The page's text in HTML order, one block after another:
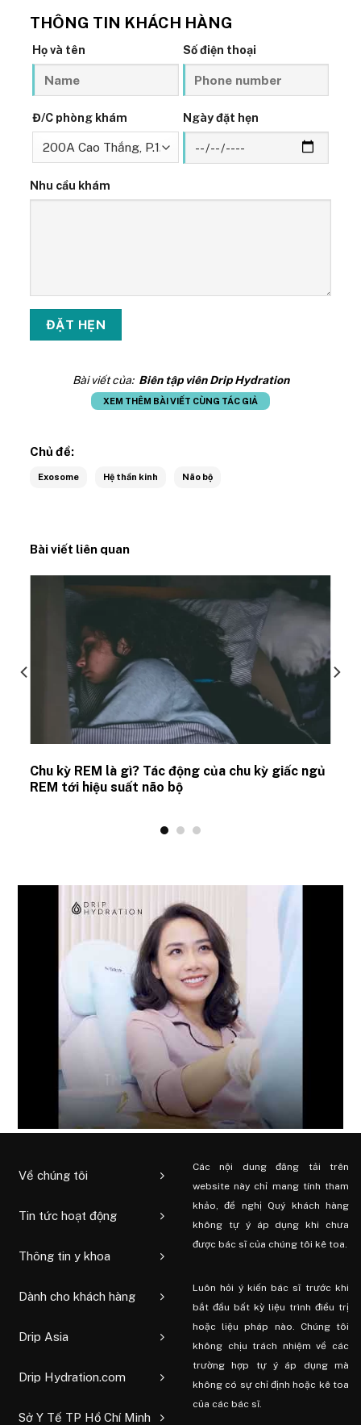
THÔNG TIN KHÁCH HÀNG
Họ và tên Số điện thoại
Đ/C phòng khám Ngày đặt hẹn
Nhu cầu khám
Bài viết của: Biên tập viên Drip Hydration
XEM THÊM BÀI VIẾT CÙNG TÁC GIẢ
Chủ đề:
Exosome Hệ thần kinh Não bộ
Bài viết liên quan
Chu kỳ REM là gì? Tác động của chu kỳ giấc ngủ
REM tới hiệu suất não bộ
Về chúng tôi
Tin tức hoạt động
Thông tin y khoa
Dành cho khách hàng
Drip Asia
Drip Hydration.com
Sở Y Tế TP Hồ Chí Minh
Các nội dung đăng tải trên
website này chỉ mang tính tham
khảo, đề nghị Quý khách hàng
không tự ý áp dụng khi chưa
được bác sĩ của chúng tôi kê toa.
Luôn hỏi ý kiến ​​bác sĩ trước khi
bắt đầu bất kỳ liệu trình điều trị
hoặc liệu pháp nào. Chúng tôi
không chịu trách nhiệm về các
trường hợp tự ý áp dụng mà
không có sự chỉ định hoặc kê toa
của các bác sĩ.